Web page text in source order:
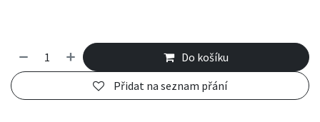
Do košíku
Přidat na seznam přání